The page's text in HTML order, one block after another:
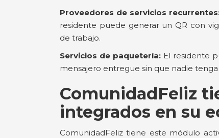
Proveedores de servicios
residente puede generar un QR con
de trabajo.
Servicios de paquetería: El residente
mensajero entregue sin que nadie
ComunidadFeliz
integrados en su
ComunidadFeliz tiene este módulo